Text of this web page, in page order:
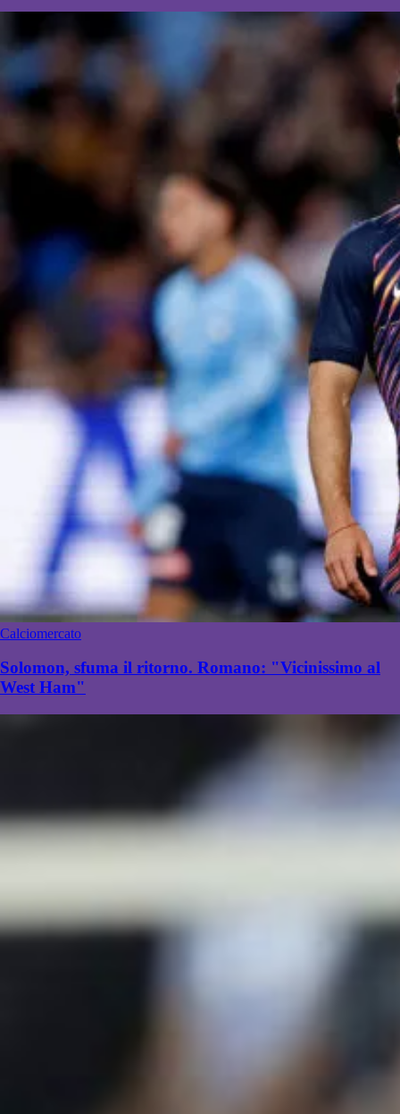
Calciomercato
Solomon, sfuma il ritorno. Romano: "Vicinissimo al
West Ham"